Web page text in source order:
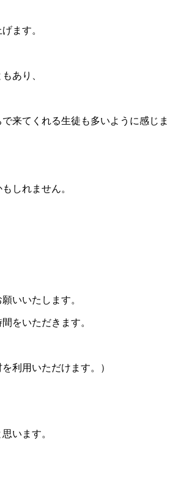
ます。
あり、
来てくれる生徒も多いように感じま
しれません。
いいたします。
をいただきます。
利用いただけます。）
います。